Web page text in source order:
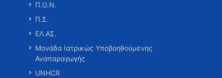
Π.Ο.Ν.
Π.Σ.
ΕΛ.ΑΣ.
Μονάδα Ιατρικώς Υποβοηθούμενης
Αναπαραγωγής
UNHCR